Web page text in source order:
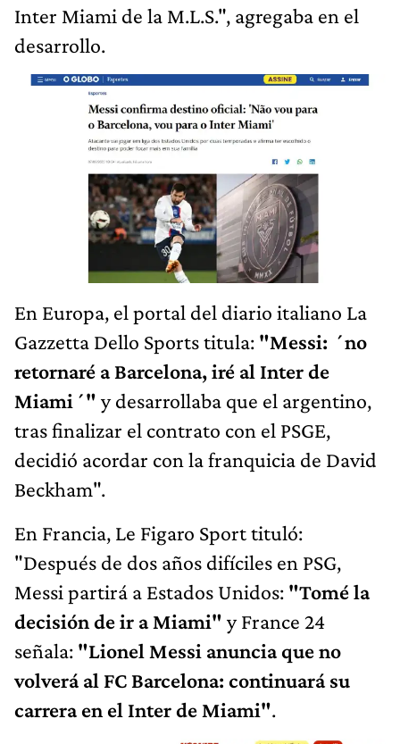
Inter Miami de la M.L.S.", agregaba en el
desarrollo.
En Europa, el portal del diario italiano La
Gazzetta Dello Sports titula: "Messi: ´no
retornaré a Barcelona, iré al Inter de
Miami´" y desarrollaba que el argentino,
tras finalizar el contrato con el PSGE,
decidió acordar con la franquicia de David
Beckham".
En Francia, Le Figaro Sport tituló:
"Después de dos años difíciles en PSG,
Messi partirá a Estados Unidos: "Tomé la
decisión de ir a Miami" y France 24
señala: "Lionel Messi anuncia que no
volverá al FC Barcelona: continuará su
carrera en el Inter de Miami".